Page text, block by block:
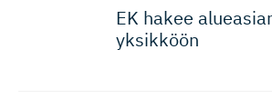
EK hakee
yksikköön